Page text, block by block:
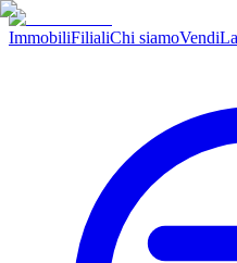
ImmobiliFilialiChi siamoVendi